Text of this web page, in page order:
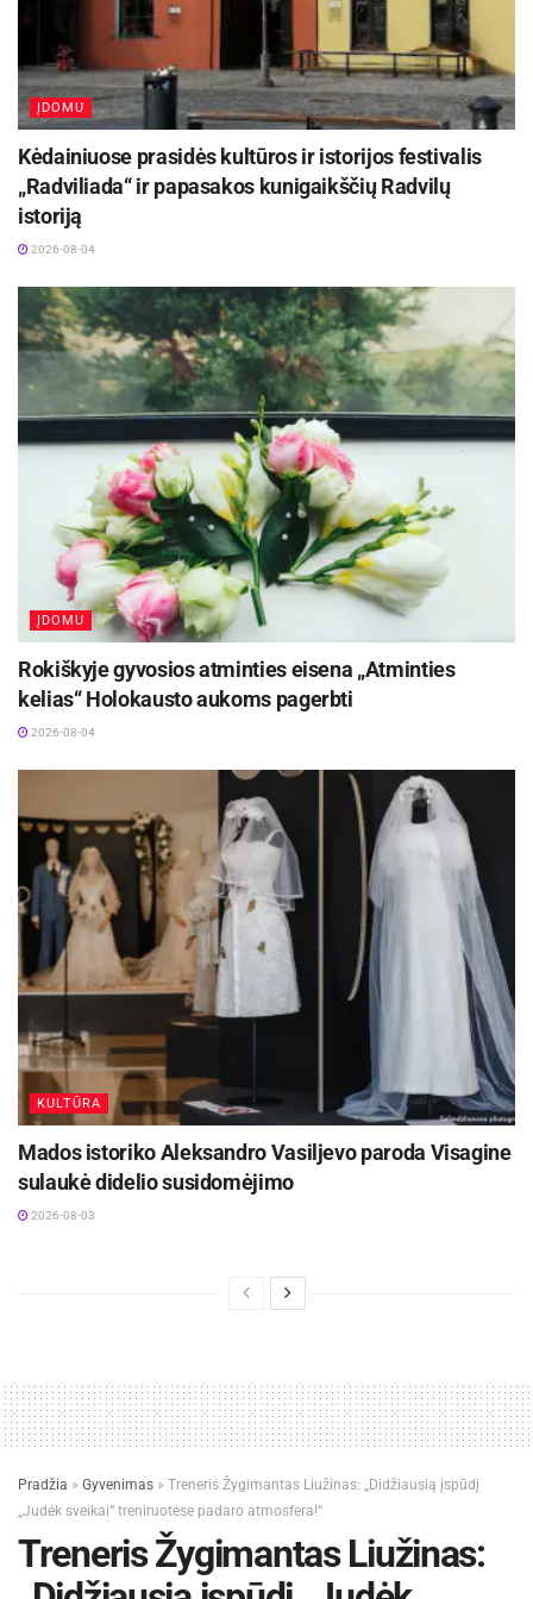
2026-08-05
ĮDOMU
Kėdainiuose prasidės kultūros ir istorijos festivalis
„Radviliada“ ir papasakos kunigaikščių Radvilų
istoriją
2026-08-04
ĮDOMU
Rokiškyje gyvosios atminties eisena „Atminties
kelias“ Holokausto aukoms pagerbti
2026-08-04
KULTŪRA
Mados istoriko Aleksandro Vasiljevo paroda Visagine
sulaukė didelio susidomėjimo
2026-08-03
Pradžia » Gyvenimas » Treneris Žygimantas Liužinas: „Didžiausią įspūdį
„Judėk sveikai“ treniruotėse padaro atmosfera!“
Treneris Žygimantas Liužinas: